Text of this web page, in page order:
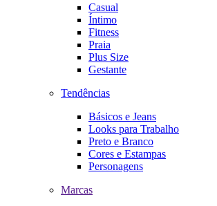
Casual
Íntimo
Fitness
Praia
Plus Size
Gestante
Tendências
Básicos e Jeans
Looks para Trabalho
Preto e Branco
Cores e Estampas
Personagens
Marcas